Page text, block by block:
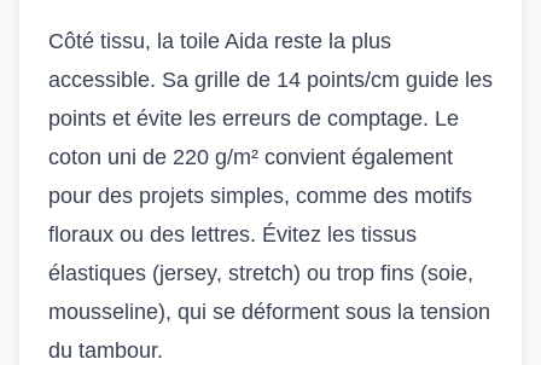
Côté tissu, la toile Aida reste la plus
accessible. Sa grille de 14 points/cm guide les
points et évite les erreurs de comptage. Le
coton uni de 220 g/m² convient également
pour des projets simples, comme des motifs
floraux ou des lettres. Évitez les tissus
élastiques (jersey, stretch) ou trop fins (soie,
mousseline), qui se déforment sous la tension
du tambour.